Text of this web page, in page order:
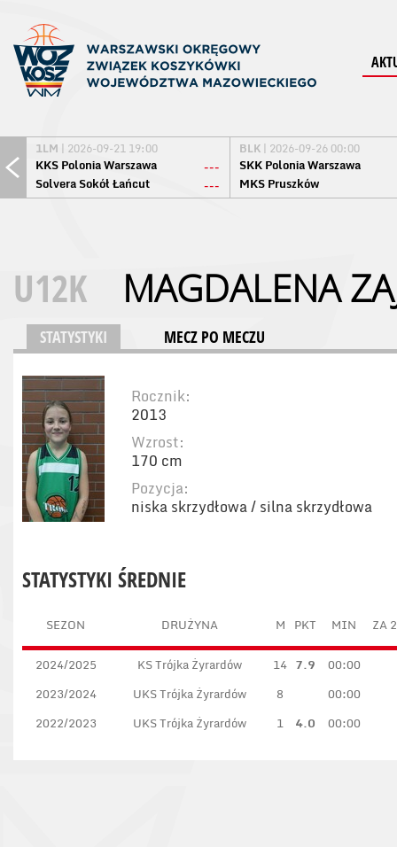
1LM | 2026-09-21 19:00
KKS Polonia Warszawa
---
Solvera Sokół Łańcut
---
BLK | 2026-09-26 00:00
SKK Polonia Warszawa
MKS Pruszków
U12K MAGDALENA
STATYSTYKI MECZ PO MECZU
Rocznik:
2013
Wzrost:
170 cm
Pozycja:
niska skrzydłowa / silna skrzydłowa
STATYSTYKI ŚREDNIE
SEZON DRUŻYNA M PKT MIN ZA 2
2024/2025 KS Trójka Żyrardów 14 7.9
00:00
2023/2024
UKS Trójka Żyrardów 8
00:00
2022/2023
UKS Trójka Żyrardów 1 4.0 00:00